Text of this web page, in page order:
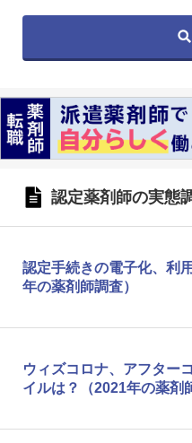
認定薬剤師の実態
認定手続きの電子化、利
年の薬剤師調査）
ウィズコロナ、アフター
イルは？（2021年の薬剤